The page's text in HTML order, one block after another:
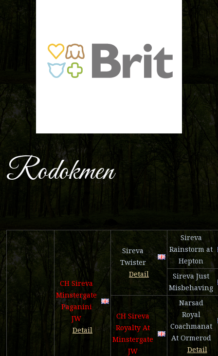
Rodokmen
CH Sireva
Minstergate
Paganini
JW
Detail
Sireva
Twister
Detail
Sireva
Rainstorm at
Hepton
Sireva Just
Misbehaving
CH Sireva
Royalty At
Minstergate
JW
Narsad
Royal
Coachmanat
At Ormerod
Detail